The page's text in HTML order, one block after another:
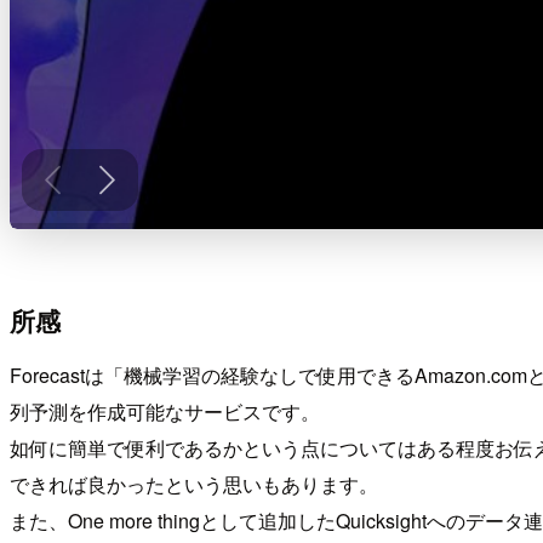
所感
Forecastは「機械学習の経験なしで使用できる
列予測を作成可能なサービスです。
如何に簡単で便利であるかという点についてはある程度お
できれば良かったという思いもあります。
また、One more thingとして追加したQuicksightへのデー